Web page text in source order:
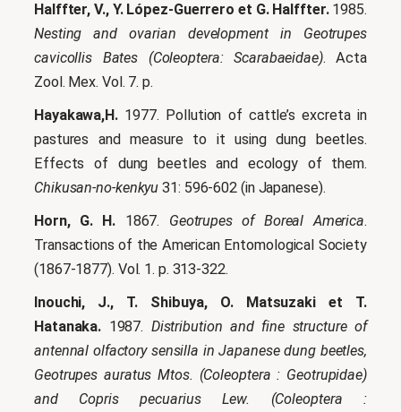
Halffter, V., Y. López-Guerrero et G. Halffter.1985.
Nesting and ovarian development in Geotrupes
cavicollis Bates (Coleoptera: Scarabaeidae). Acta
Zool. Mex. Vol. 7. p.
Hayakawa,H.1977. Pollution of cattle’s excreta in
pastures and measure to it using dung beetles.
Effects of dung beetles and ecology of them.
Chikusan-no-kenkyu31: 596-602 (in Japanese).
Horn, G. H. 1867. Geotrupes of Boreal America.
Transactions of the American Entomological Society
(1867-1877). Vol. 1. p. 313-322.
Inouchi, J., T. Shibuya, O. Matsuzaki et T.
Hatanaka. 1987. Distribution and fine structure of
antennal olfactory sensilla in Japanese dung beetles,
Geotrupes auratus Mtos. (Coleoptera : Geotrupidae)
and Copris pecuarius Lew. (Coleoptera :